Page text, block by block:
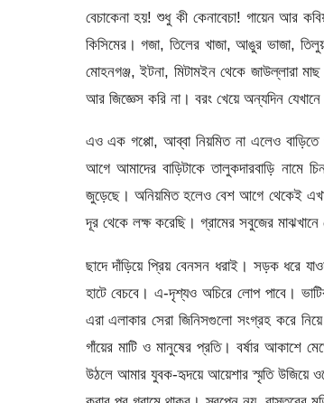
বেচাকেনা হয়! শুধু কী কেনাবেচা! গায়েন আর
কিসিমের। গজা, তিলের খাজা, আঙুর ভাজা,
মোহনগঞ্জ, ইটনা, মিটামইন থেকে জাউল্লারা
আর জিজ্ঞেস করি না। বরং খেয়ে অন্যদিন
এও এক গপ্পো, আব্বা নিয়মিত না এলেও বাড়িতে
আগে আমাদের বাড়িটাকে তালুকদারবাড়ি নামে
জুড়েছে। অনিয়মিত হলেও বেশ আগে থেকেই
দূর থেকে লক্ষ করেছি। গ্রামের সবুজের মাঝখানে
ছাদে দাঁড়িয়ে প্রিয় বেনসন ধরাই। সড়ক ধরে
হাটে বেচবে। এ-দৃশ্যও অচিরে লোপ পাবে।
এরা এলাকার সেরা জিনিসগুলো সংগ্রহ করে
গাঁয়ের মাটি ও মানুষের প্রতি। বর্ষার আকাশে
উঠলে আমার যুবক-হৃদয়ে আয়েশার স্মৃতি উজিয়ে